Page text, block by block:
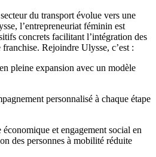
du transport évolue vers une
l’entrepreneuriat féminin est
concrets facilitant l’intégration des
Rejoindre Ulysse, c’est :
pleine expansion avec un modèle
personnalisé à chaque étape
et engagement social en
des personnes à mobilité réduite